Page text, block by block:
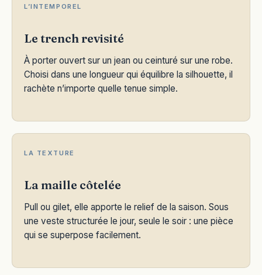
L’INTEMPOREL
Le trench revisité
À porter ouvert sur un jean ou ceinturé sur une robe.
Choisi dans une longueur qui équilibre la silhouette, il
rachète n’importe quelle tenue simple.
LA TEXTURE
La maille côtelée
Pull ou gilet, elle apporte le relief de la saison. Sous
une veste structurée le jour, seule le soir : une pièce
qui se superpose facilement.